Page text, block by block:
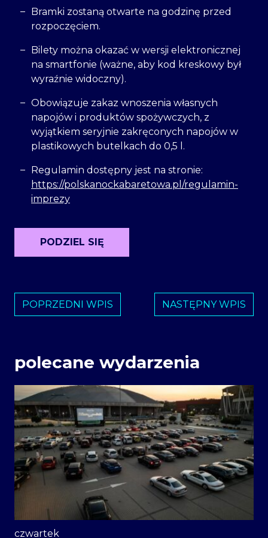
Bramki zostaną otwarte na godzinę przed
rozpoczęciem.
Bilety można okazać w wersji elektronicznej
na smartfonie (ważne, aby kod kreskowy był
wyraźnie widoczny).
Obowiązuje zakaz wnoszenia własnych
napojów i produktów spożywczych, z
wyjątkiem seryjnie zakręconych napojów w
plastikowych butelkach do 0,5 l.
Regulamin dostępny jest na stronie:
https://polskanockabaretowa.pl/regulamin-
imprezy
PODZIEL SIĘ
POPRZEDNI WPIS NASTĘPNY WPIS
polecane wydarzenia
czwartek